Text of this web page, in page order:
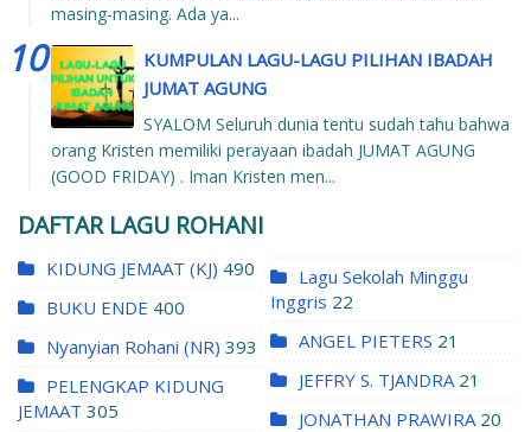
masing-masing. Ada ya...
KUMPULAN LAGU-LAGU PILIHAN IBADAH
JUMAT AGUNG
SYALOM Seluruh dunia tentu sudah tahu bahwa
orang Kristen memiliki perayaan ibadah JUMAT AGUNG
(GOOD FRIDAY) . Iman Kristen men...
DAFTAR LAGU ROHANI
KIDUNG JEMAAT (KJ) 490
BUKU ENDE 400
Nyanyian Rohani (NR) 393
PELENGKAP KIDUNG
JEMAAT 305
Lagu Sekolah Minggu
Inggris 22
ANGEL PIETERS 21
JEFFRY S. TJANDRA 21
JONATHAN PRAWIRA 20